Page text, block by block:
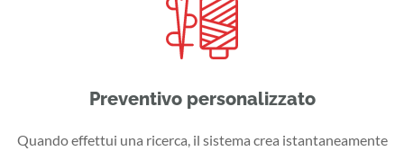
Preventivo personalizzato
Quando effettui una ricerca, il sistema crea istantaneamente